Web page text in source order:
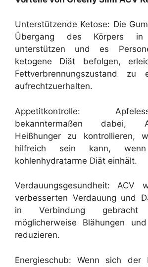
Unterstützende Ketose: Die
Übergang des Körpers
unterstützen und es
ketogene Diät befolgen,
Fettverbrennungszustand zu
aufrechtzuerhalten.
Appetitkontrolle:
bekanntermaßen dabei,
Heißhunger zu kontrollieren,
hilfreich sein kann,
kohlenhydratarme Diät einhält.
Verdauungsgesundheit: ACV
verbesserten Verdauung und
in Verbindung
möglicherweise Blähungen
reduzieren.
Energieschub: Wenn sich der